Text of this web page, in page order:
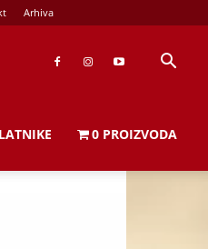
Arhiva
0 PROIZVODA